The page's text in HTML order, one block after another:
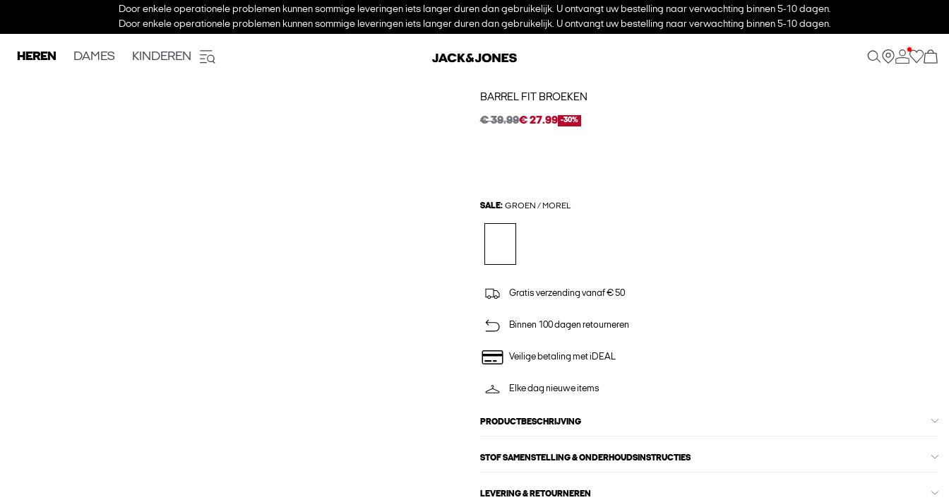
Door enkele operationele problemen kunnen sommige leveringen iets langer duren dan gebruikelijk. U ontvangt uw bestelling naar verwachting binnen 5-10 dagen.
Door enkele operationele problemen kunnen sommige leveringen iets langer duren dan gebruikelijk. U ontvangt uw bestelling naar verwachting binnen 5-10 dagen.
HEREN DAMES KINDEREN
BARREL FIT BROEKEN
€ 39.99€ 27.99 -30%
SALE: GROEN / MOREL
Gratis verzending vanaf € 50
Binnen 100 dagen retourneren
Veilige betaling met iDEAL
Elke dag nieuwe items
PRODUCTBESCHRIJVING
STOF SAMENSTELLING & ONDERHOUDSINSTRUCTIES
LEVERING & RETOURNEREN